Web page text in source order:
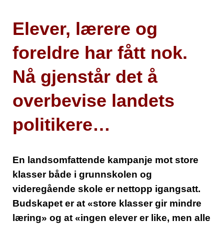
Elever, lærere og
foreldre har fått nok.
Nå gjenstår det å
overbevise landets
politikere…
En landsomfattende kampanje mot store
klasser både i grunnskolen og
videregående skole er nettopp igangsatt.
Budskapet er at «store klasser gir mindre
læring» og at «ingen elever er like, men alle